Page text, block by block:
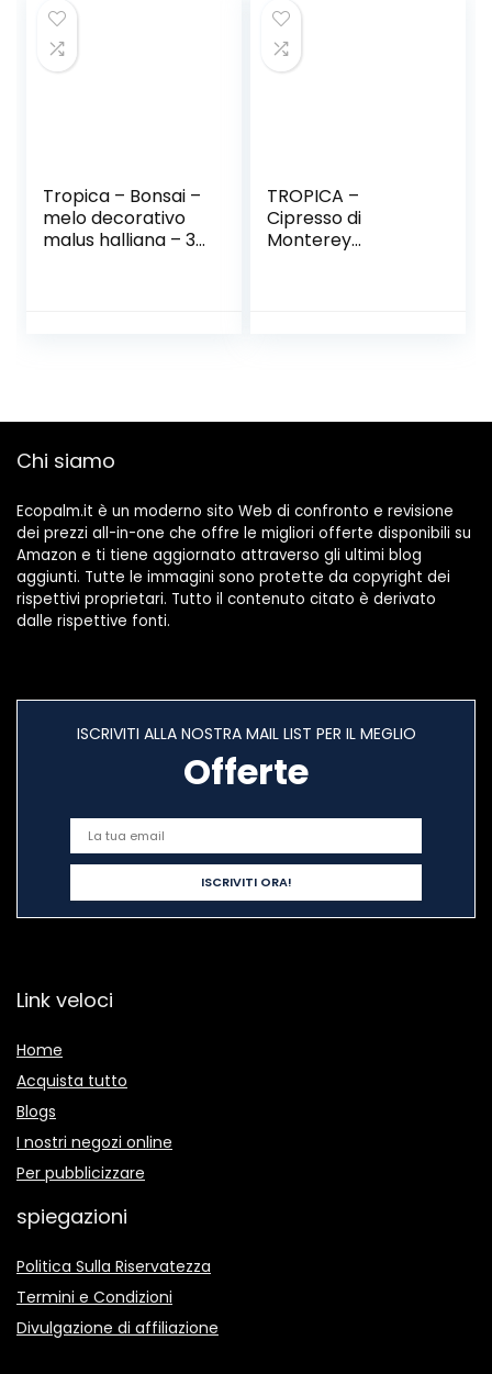
Tropica – Bonsai –
melo decorativo
malus halliana – 30
TROPICA –
Cipresso di
Monterey
Chi siamo
Ecopalm.it è un moderno sito Web di confronto e revisione
dei prezzi all-in-one che offre le migliori offerte disponibili su
Amazon e ti tiene aggiornato attraverso gli ultimi blog
aggiunti. Tutte le immagini sono protette da copyright dei
rispettivi proprietari. Tutto il contenuto citato è derivato
dalle rispettive fonti.
ISCRIVITI ALLA NOSTRA MAIL LIST PER IL MEGLIO
Offerte
Link veloci
Home
Acquista tutto
Blogs
I nostri negozi online
Per pubblicizzare
spiegazioni
Politica Sulla Riservatezza
Termini e Condizioni
Divulgazione di affiliazione